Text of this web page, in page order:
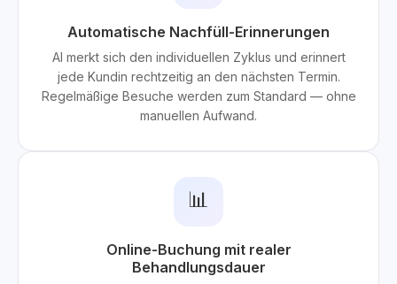
Automatische Nachfüll-Erinnerungen
AI merkt sich den individuellen Zyklus und erinnert
jede Kundin rechtzeitig an den nächsten Termin.
Regelmäßige Besuche werden zum Standard — ohne
manuellen Aufwand.
📊
Online-Buchung mit realer
Behandlungsdauer